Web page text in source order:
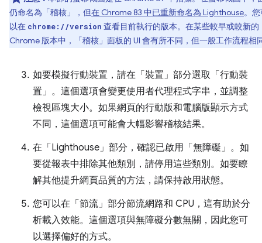
仍命名為「稽核」
，但在 Chrome 83 中已重新命名為 Lighthouse。
以在 chrome://version 查看目前執行的版本。在某些較早或較新的
Chrome 版本中，「稽核」 面板的 UI 會有所不同，但一般工作流程相
如要模擬行動裝置，請在「裝置」 部分選取「行動裝
置」 。這個選項會變更使用者代理程式字串，並調整
檢視區塊大小。如果網頁的行動版和電腦版顯示方式
不同，這個選項可能會大幅影響稽核結果。
在「Lighthouse」 部分，確認已啟用「無障礙」 。如
要從報表中排除其他類別，請停用這些類別。如要瞭
解其他提升網頁品質的方法，請保持啟用狀態。
您可以在「節流」 部分節流網路和 CPU，這有助於分
析載入效能。這個選項與無障礙分數無關，因此您可
以選擇偏好的方式。